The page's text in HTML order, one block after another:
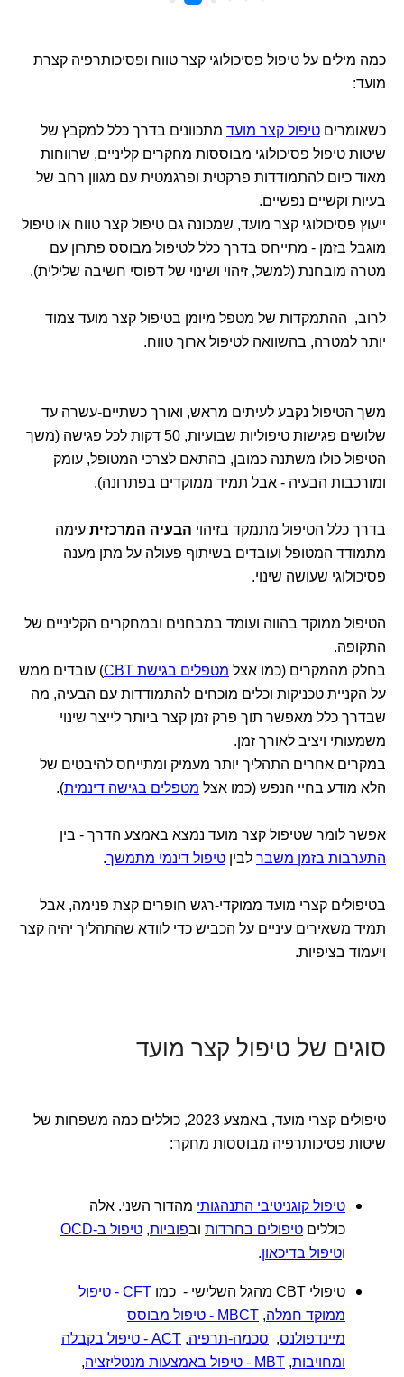
כמה מילים על טיפול פסיכולוגי קצר טווח ופסיכותרפיה קצרת
מועד:
כשאומרים טיפול קצר מועד מתכוונים בדרך כלל למקבץ של
שיטות טיפול פסיכולוגי מבוססות מחקרים קליניים, שרווחות
מאוד כיום להתמודדות פרקטית ופרגמטית עם מגוון רחב של
בעיות וקשיים נפשיים.
ייעוץ פסיכולוגי קצר מועד, שמכונה גם טיפול קצר טווח או טיפול
מוגבל בזמן - מתייחס בדרך כלל לטיפול מבוסס פתרון עם
מטרה מובחנת (למשל, זיהוי ושינוי של דפוסי חשיבה שלילית).
לרוב, ההתמקדות של מטפל מיומן בטיפול קצר מועד צמוד
יותר למטרה, בהשוואה לטיפול ארוך טווח.
משך הטיפול נקבע לעיתים מראש, ואורך כשתיים-עשרה עד
שלושים פגישות טיפוליות שבועיות, 50 דקות לכל פגישה (משך
הטיפול כולו משתנה כמובן, בהתאם לצרכי המטופל, עומק
ומורכבות הבעיה - אבל תמיד ממוקדים בפתרונה).
בדרך כלל הטיפול מתמקד בזיהוי הבעיה המרכזית עימה
מתמודד המטופל ועובדים בשיתוף פעולה על מתן מענה
פסיכולוגי שעושה שינוי.
הטיפול ממוקד בהווה ועומד במבחנים ובמחקרים הקליניים של
התקופה.
בחלק מהמקרים (כמו אצל מטפלים בגישת CBT
) עובדים ממש
על הקניית טכניקות וכלים מוכחים להתמודדות עם הבעיה, מה
שבדרך כלל מאפשר תוך פרק זמן קצר ביותר לייצר שינוי
משמעותי ויציב לאורך זמן.
במקרים אחרים התהליך יותר מעמיק ומתייחס להיבטים של
הלא מודע בחיי הנפש (כמו אצל מטפלים בגישה דינמית).
אפשר לומר שטיפול קצר מועד נמצא באמצע הדרך - בין
התערבות בזמן משבר לבין טיפול דינמי מתמשך.
בטיפולים קצרי מועד ממוקדי-רגש חופרים קצת פנימה, אבל
תמיד משאירים עיניים על הכביש כדי לוודא שהתהליך יהיה קצר
ויעמוד בציפיות.
סוגים של טיפול קצר מועד
טיפולים קצרי מועד, באמצע 2023, כוללים כמה משפחות של
שיטות פסיכותרפיה מבוססות מחקר:
טיפול קוגניטיבי התנהגותי מהדור השני. אלה
כוללים טיפולים בחרדות ובפוביות, טיפול ב-OCD
וטיפול בדיכאון.
טיפולי CBT מהגל השלישי - כמו
CFT - טיפול
ממוקד חמלה,
MBCT - טיפול מבוסס
מיינדפולנס, סכמה-תרפיה,
ACT - טיפול בקבלה
ומחויבות, MBT - טיפול באמצעות מנטליזציה
,